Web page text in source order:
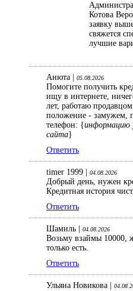
Котова
заявку
свяжется
лучшие
Анюта | 05.08.2026
Помогите получить
ищу в интернете,
лет, работаю
положение - замужем,
телефон: {информацию
сайта}
Ответить
timer 1999 | 04.08.2026
Добрый день, нужен
Кредитная история
Ответить
Шамиль | 04.08.2026
Возьму взаймы 10000,
только есть.
Ответить
Ульяна Новикова |